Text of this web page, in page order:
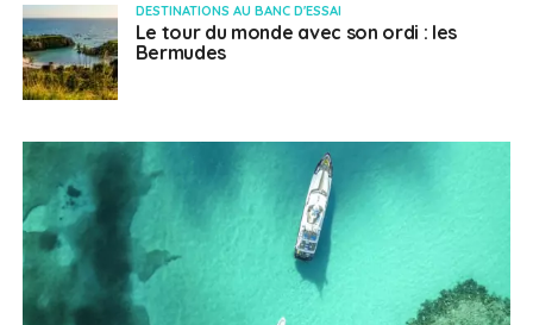
DESTINATIONS AU BANC D'ESSAI
Le tour du monde avec son ordi : les
Bermudes